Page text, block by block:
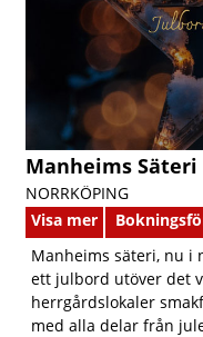
Manheims Säteri
NORRKÖPING
Visa mer
Manheims säteri, nu i
ett julbord utöver det
herrgårdslokaler
med alla delar från